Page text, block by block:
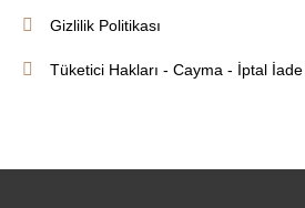
Gizlilik Politikası
Tüketici Hakları - Cayma - İptal İade